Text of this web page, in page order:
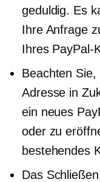
geduldig. Es
Ihre Anfrage
Ihres PayPal-
Beachten
Adresse in
ein neues
oder zu
bestehendes
Das